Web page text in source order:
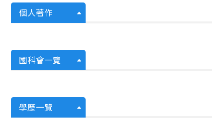
個人著作
國科會一覽
學歷一覽